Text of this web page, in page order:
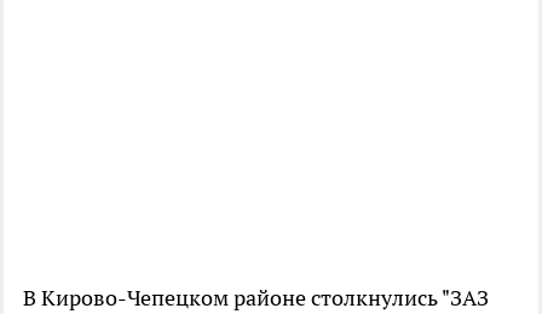
В Кирово-Чепецком районе столкнулись "ЗАЗ